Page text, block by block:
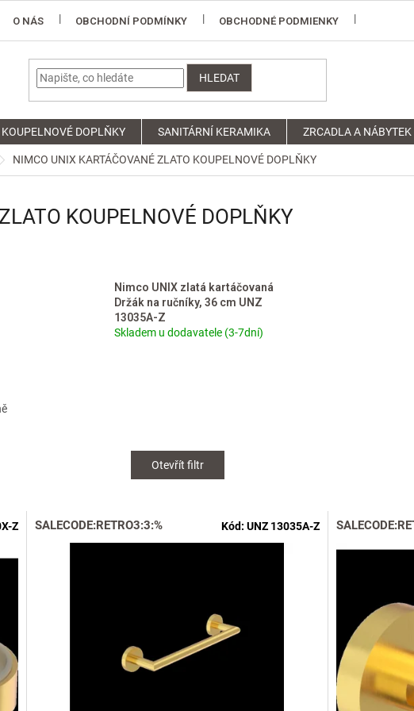
O NÁS OBCHODNÍ PODMÍNKY OBCHODNÉ PODMIENKY
HLEDAT
KOUPELNOVÉ DOPLŇKY SANITÁRNÍ KERAMIKA ZRCADLA A NÁBYTEK
NIMCO UNIX KARTÁČOVANÉ ZLATO KOUPELNOVÉ DOPLŇKY
KOUPELNOVÉ DOPLŇKY
Nimco UNIX zlatá kartáčovaná
Držák na ručníky, 36 cm UNZ
13035A-Z
Skladem u dodavatele (3-7dní)
Otevřít filtr
Z SALECODE:RETRO3:3:% Kód: UNZ 13035A-Z